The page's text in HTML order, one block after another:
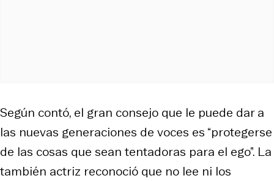
Según contó, el gran consejo que le puede dar a
las nuevas generaciones de voces es “protegerse
de las cosas que sean tentadoras para el ego”. La
también actriz reconoció que no lee ni los